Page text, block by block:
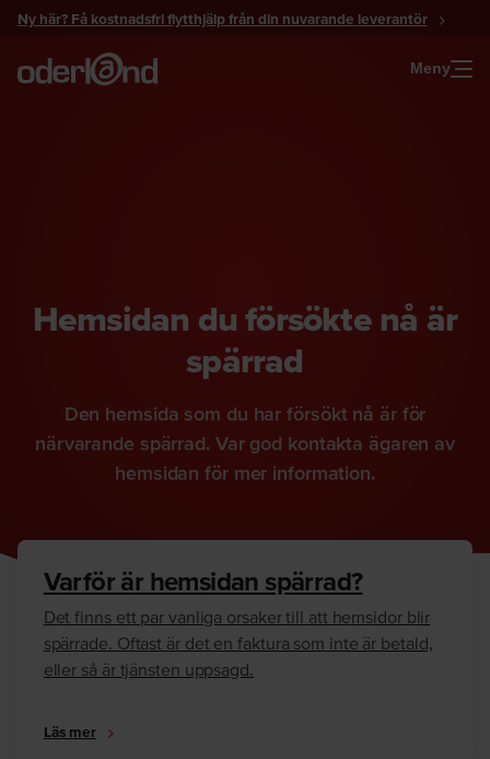
Gå
innehåll
Ny här? Få kostnadsfri flytthjälp från din nuvarande leverantör
Meny
Hemsidan du försökte nå är
spärrad
Den hemsida som du har försökt nå är för
närvarande spärrad. Var god kontakta ägaren av
hemsidan för mer information.
Varför är hemsidan spärrad?
Det finns ett par vanliga orsaker till att hemsidor blir
spärrade. Oftast är det en faktura som inte är betald,
eller så är tjänsten uppsagd.
Läs mer